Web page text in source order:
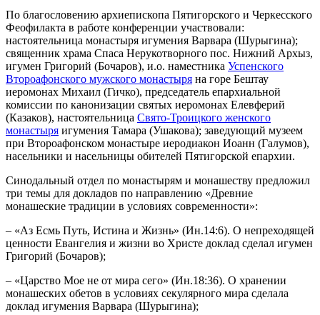
По благословению архиепископа Пятигорского и Черкесского
Феофилакта в работе конференции участвовали:
настоятельница монастыря игумения Варвара (Шурыгина);
священник храма Спаса Нерукотворного пос. Нижний Архыз,
игумен Григорий (Бочаров), и.о. наместника Успенского
Второафонского мужского монастыря на горе Бештау
иеромонах Михаил (Гичко), председатель епархиальной
комиссии по канонизации святых иеромонах Елевферий
(Казаков), настоятельница Свято-Троицкого женского
монастыря игумения Тамара (Ушакова); заведующий музеем
при Второафонском монастыре иеродиакон Иоанн (Галумов),
насельники и насельницы обителей Пятигорской епархии.
Синодальный отдел по монастырям и монашеству предложил
три темы для докладов по направлению «Древние
монашеские традиции в условиях современности»:
– «Аз Есмь Путь, Истина и Жизнь» (Ин.14:6). О непреходящей
ценности Евангелия и жизни во Христе доклад сделал игумен
Григорий (Бочаров);
– «Царство Мое не от мира сего» (Ин.18:36). О хранении
монашеских обетов в условиях секулярного мира сделала
доклад игумения Варвара (Шурыгина);